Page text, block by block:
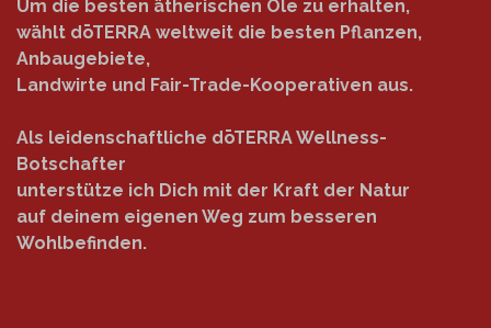
Um die besten ätherischen Öle zu erhalten,
wählt dōTERRA weltweit die besten Pflanzen,
Anbaugebiete,
Landwirte und Fair-Trade-Kooperativen aus.
Als leidenschaftliche dōTERRA Wellness-
Botschafter
unterstütze ich Dich mit der Kraft der Natur
auf deinem eigenen Weg zum besseren
Wohlbefinden.